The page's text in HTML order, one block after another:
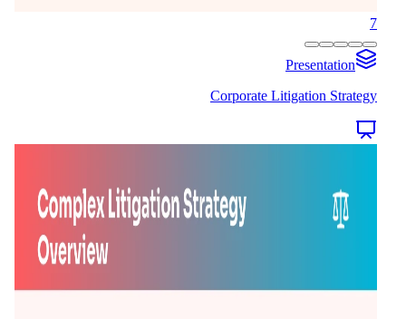
7
Presentation
Corporate Litigation Strategy